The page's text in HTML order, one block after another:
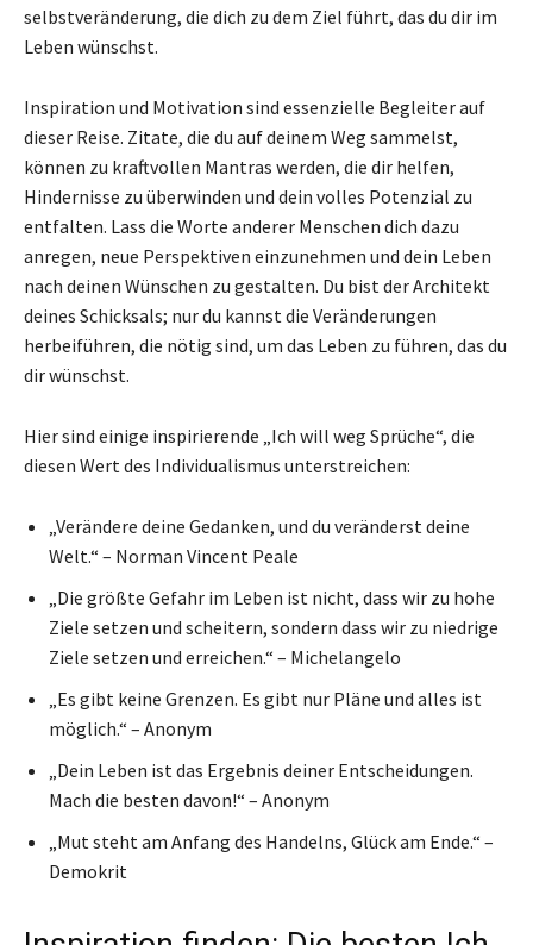
selbstveränderung, die dich zu dem Ziel führt, das du dir im
Leben wünschst.
Inspiration und Motivation sind essenzielle Begleiter auf
dieser Reise. Zitate, die du auf deinem Weg sammelst,
können zu kraftvollen Mantras werden, die dir helfen,
Hindernisse zu überwinden und dein volles Potenzial zu
entfalten. Lass die Worte anderer Menschen dich dazu
anregen, neue Perspektiven einzunehmen und dein Leben
nach deinen Wünschen zu gestalten. Du bist der Architekt
deines Schicksals; nur du kannst die Veränderungen
herbeiführen, die nötig sind, um das Leben zu führen, das du
dir wünschst.
Hier sind einige inspirierende „Ich will weg Sprüche“, die
diesen Wert des Individualismus unterstreichen:
„Verändere deine Gedanken, und du veränderst deine
Welt.“ – Norman Vincent Peale
„Die größte Gefahr im Leben ist nicht, dass wir zu hohe
Ziele setzen und scheitern, sondern dass wir zu niedrige
Ziele setzen und erreichen.“ – Michelangelo
„Es gibt keine Grenzen. Es gibt nur Pläne und alles ist
möglich.“ – Anonym
„Dein Leben ist das Ergebnis deiner Entscheidungen.
Mach die besten davon!“ – Anonym
„Mut steht am Anfang des Handelns, Glück am Ende.“ –
Demokrit